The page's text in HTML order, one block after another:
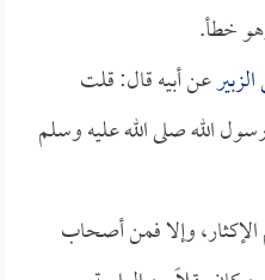
خطأ.
عن أبيه قال: قلت
الله صلى الله عليه وسلم
وإلا فمن أصحاب